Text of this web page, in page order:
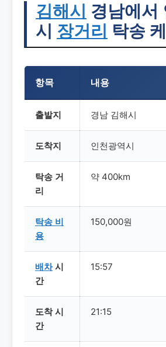
김해시 경남에서
시 장거리 탁송
항목 내용
출발지 경남 김해시
도착지 인천광역시
탁송 거
리
약 400km
탁송 비
용
150,000원
배차시
간
15:57
도착 시
간
21:15